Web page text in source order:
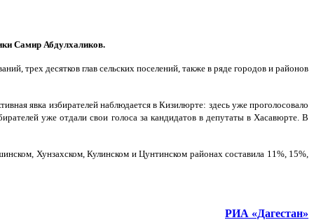
Самир Абдулхаликов.
трех десятков глав сельских поселений, также в ряде городов и районов
явка избирателей наблюдается в Кизилюрте: здесь уже проголосовало
уже отдали свои голоса за кандидатов в депутаты в Хасавюрте. В
Хунзахском, Кулинском и Цунтинском районах составила 11%, 15%,
РИА «Дагестан»